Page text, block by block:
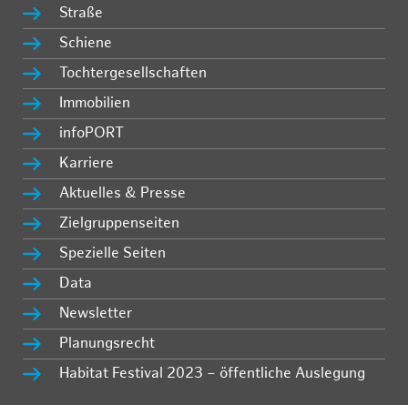
Straße
Schiene
Tochtergesellschaften
Immobilien
infoPORT
Karriere
Aktuelles & Presse
Zielgruppenseiten
Spezielle Seiten
Data
Newsletter
Planungsrecht
Habitat Festival 2023 – öffentliche Auslegung